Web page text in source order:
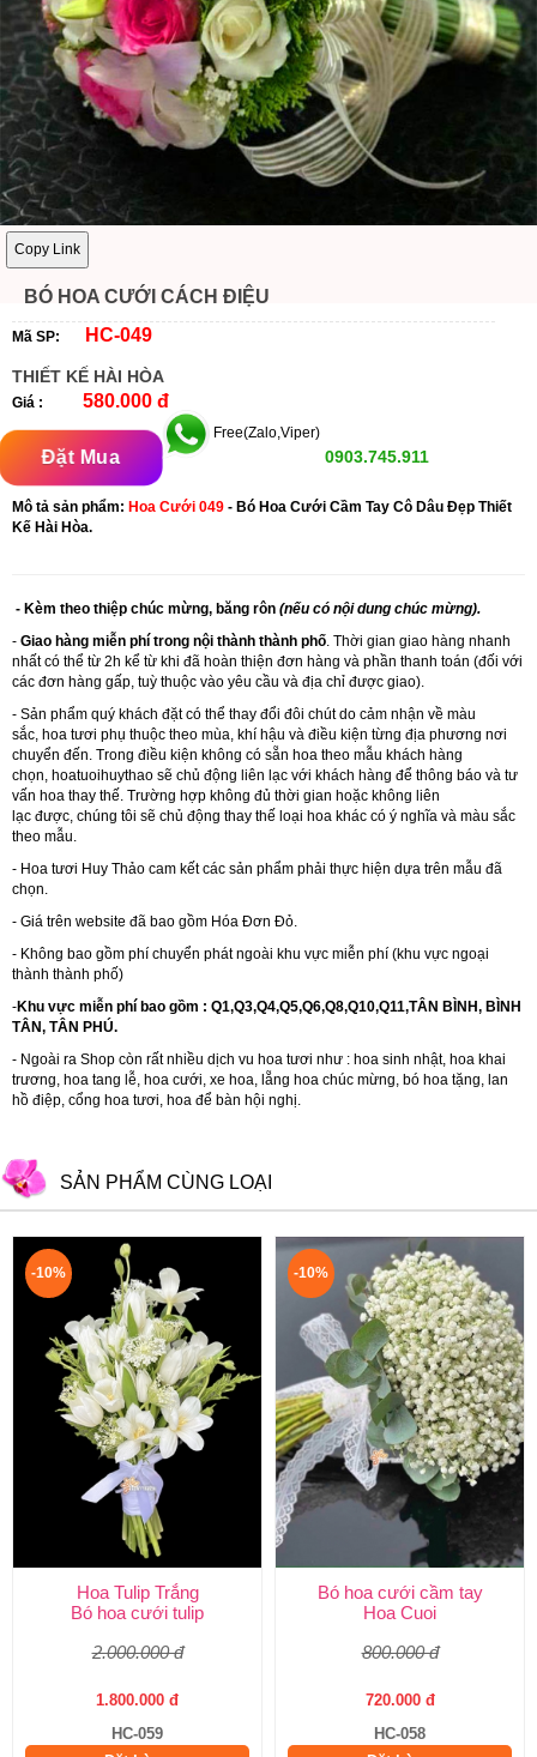
Copy Link
BÓ HOA CƯỚI CÁCH ĐIỆU
Mã SP: HC-049
THIẾT KẾ HÀI HÒA
Giá : 580.000 đ
Đặt Mua
Free(Zalo,Viper)
0903.745.911
Mô tả sản phẩm: Hoa Cưới 049 - Bó Hoa Cưới Cầm Tay Cô Dâu Đẹp Thiết
Kế Hài Hòa.
- Kèm theo thiệp chúc mừng, băng rôn (nếu có nội dung chúc mừng).
- Giao hàng miễn phí trong nội thành thành phố. Thời gian giao hàng nhanh
nhất có thể từ 2h kể từ khi đã hoàn thiện đơn hàng và phần thanh toán (đối với
các đơn hàng gấp, tuỳ thuộc vào yêu cầu và địa chỉ được giao).
- Sản phẩm quý khách đặt có thể thay đổi đôi chút do cảm nhận về màu
sắc, hoa tươi phụ thuộc theo mùa, khí hậu và điều kiện từng địa phương nơi
chuyển đến. Trong điều kiện không có sẵn hoa theo mẫu khách hàng
chọn, hoatuoihuythao sẽ chủ động liên lạc với khách hàng để thông báo và tư
vấn hoa thay thế. Trường hợp không đủ thời gian hoặc không liên
lạc được, chúng tôi sẽ chủ động thay thế loại hoa khác có ý nghĩa và màu sắc
theo mẫu.
- Hoa tươi Huy Thảo cam kết các sản phẩm phải thực hiện dựa trên mẫu đã
chọn.
- Giá trên website đã bao gồm Hóa Đơn Đỏ.
- Không bao gồm phí chuyển phát ngoài khu vực miễn phí (khu vực ngoại
thành thành phố)
-Khu vực miễn phí bao gồm : Q1,Q3,Q4,Q5,Q6,Q8,Q10,Q11,TÂN BÌNH, BÌNH
TÂN, TÂN PHÚ.
- Ngoài ra Shop còn rất nhiều dịch vu hoa tươi như : hoa sinh nhật, hoa khai
trương, hoa tang lễ, hoa cưới, xe hoa, lẵng hoa chúc mừng, bó hoa tặng, lan
hồ điệp, cổng hoa tươi, hoa để bàn hội nghị.
SẢN PHẨM CÙNG LOẠI
-10%
Hoa Tulip Trắng
Bó hoa cưới tulip
2.000.000 đ
1.800.000 đ
HC-059
-10%
Bó hoa cưới cầm tay
Hoa Cuoi
800.000 đ
720.000 đ
HC-058